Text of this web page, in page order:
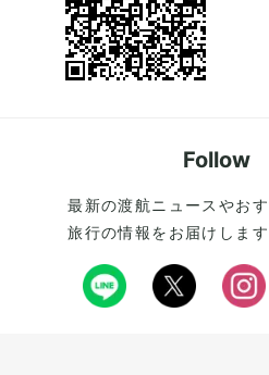
最新の渡航ニュースやお
旅行の情報をお届けしま